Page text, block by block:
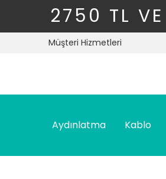
2750 TL VE
Müşteri Hizmetleri
Aydınlatma Kablo